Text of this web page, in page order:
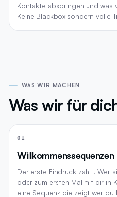
Kontakte abspringen und was
Keine Blackbox sondern volle
WAS WIR MACHEN
Was wir für
01
Willkommenssequenzen
Der erste Eindruck zählt. Wer
oder zum ersten Mal mit dir in
eine Sequenz die zeigt wer